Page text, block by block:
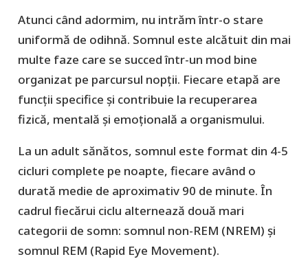
Atunci când adormim, nu intrăm într-o stare
uniformă de odihnă. Somnul este alcătuit din mai
multe faze care se succed într-un mod bine
organizat pe parcursul nopții. Fiecare etapă are
funcții specifice și contribuie la recuperarea
fizică, mentală și emoțională a organismului.
La un adult sănătos, somnul este format din 4-5
cicluri complete pe noapte, fiecare având o
durată medie de aproximativ 90 de minute. În
cadrul fiecărui ciclu alternează două mari
categorii de somn: somnul non-REM (NREM) și
somnul REM (Rapid Eye Movement).